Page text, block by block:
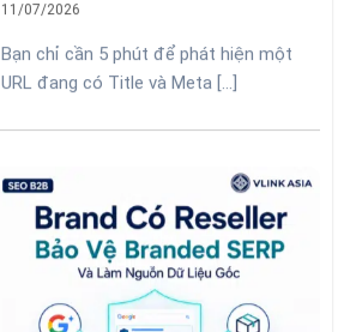
11/07/2026
Bạn chỉ cần 5 phút để phát hiện một
URL đang có Title và Meta [...]